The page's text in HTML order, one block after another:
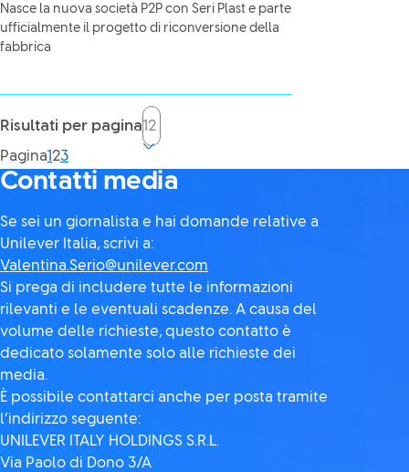
Nasce la nuova società P2P con Seri Plast e parte
ufficialmente il progetto di riconversione della
fabbrica
Risultati per pagina
Pagina1Current page, page
23
Contatti media
Se sei un giornalista e hai domande relative a
Unilever Italia, scrivi a:
Valentina.Serio@unilever.com
Si prega di includere tutte le informazioni
rilevanti e le eventuali scadenze. A causa del
volume delle richieste, questo contatto è
dedicato solamente solo alle richieste dei
media.
È possibile contattarci anche per posta tramite
l’indirizzo seguente:
UNILEVER ITALY HOLDINGS S.R.L.
Via Paolo di Dono 3/A